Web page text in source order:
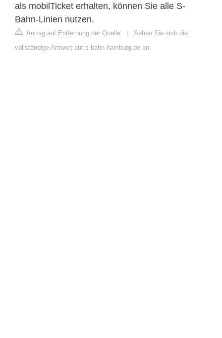
als mobilTicket erhalten, können Sie alle S-
Bahn-Linien nutzen.
Antrag auf Entfernung der Quelle | Sehen Sie sich die
vollständige Antwort auf s-bahn-hamburg.de an